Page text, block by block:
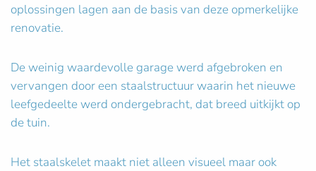
oplossingen lagen aan de basis van deze opmerkelijke
renovatie.
De weinig waardevolle garage werd afgebroken en
vervangen door een staalstructuur waarin het nieuwe
leefgedeelte werd ondergebracht, dat breed uitkijkt op
de tuin.
Het staalskelet maakt niet alleen visueel maar ook